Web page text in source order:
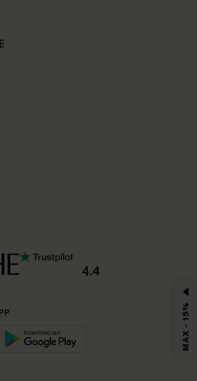
4.4
MAX - 15%